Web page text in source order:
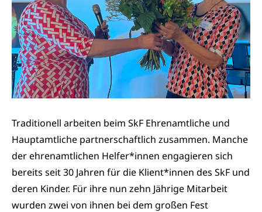
Traditionell arbeiten beim SkF Ehrenamtliche und
Hauptamtliche partnerschaftlich zusammen. Manche
der ehrenamtlichen Helfer*innen engagieren sich
bereits seit 30 Jahren für die Klient*innen des SkF und
deren Kinder. Für ihre nun zehn Jährige Mitarbeit
wurden zwei von ihnen bei dem großen Fest